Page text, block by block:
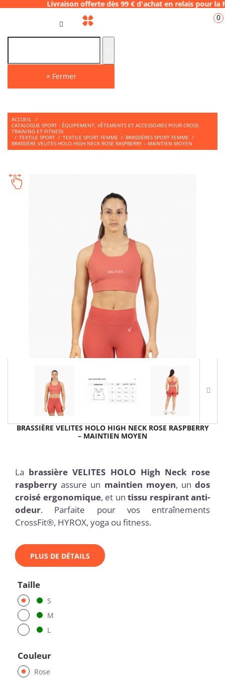
offerte dès 99 € d'achat en relais
× Fermer
0
ACCUEIL
/
CATALOGUE SPORT : ÉQUIPEMENT, VÊTEMENTS ET ACCESSOIRES POUR CROSS
TRAINING ET FITNESS
/ TEXTILE SPORT / TEXTILE SPORT FEMME / BRASSIÈRES SPORT FEMME /
BRASSIÈRE VELITES HOLO HIGH NECK ROSE RASPBERRY – MAINTIEN MOYEN
BRASSIÈRE VELITES HOLO HIGH NECK ROSE RASPBERRY
– MAINTIEN MOYEN
La brassière VELITES HOLO High Neck rose
raspberry assure un maintien moyen, undos
croisé ergonomique, et un tissu respirant anti-
odeur. Parfaite pour vos entraînements
CrossFit®, HYROX, yoga ou fitness.
PLUS DE DÉTAILS
Taille
S
M
L
Couleur
Rose